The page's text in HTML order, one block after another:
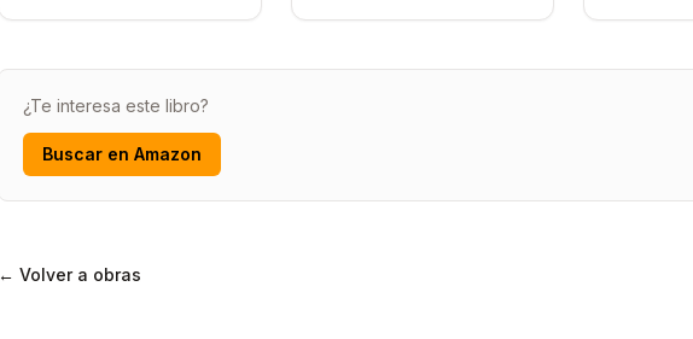
¿Te interesa este libro?
Buscar en Amazon
← Volver a obras